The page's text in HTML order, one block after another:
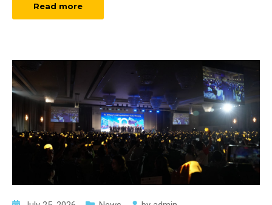
Read more